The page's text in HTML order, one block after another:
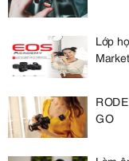
Lớp
GO